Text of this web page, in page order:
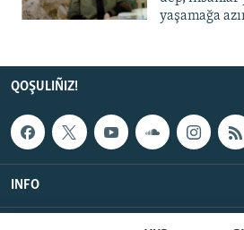
yaşamağa
QOŞULIÑIZ!
INFO